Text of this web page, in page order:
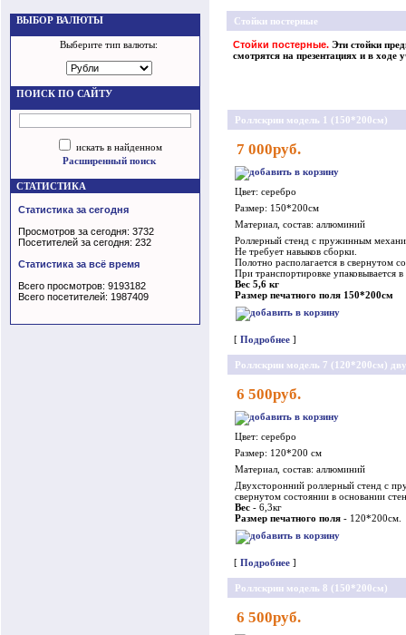
ВЫБОР ВАЛЮТЫ
Выберите тип валюты:
ПОИСК ПО САЙТУ
искать в найденном
Расширенный поиск
СТАТИСТИКА
Статистика за сегодня
Просмотров за сегодня: 3732
Посетителей за сегодня: 232
Статистика за всё время
Всего просмотров: 9193182
Всего посетителей: 1987409
Стойки постерные
Стойки постерные. Эти стойки
смотрятся на презентациях и в ходе
Роллскрин модель 1 (150*200см)
7 000руб.
Цвет: серебро
Размер: 150*200см
Материал, состав: аллюминий
Роллерный стенд с пружинным
Не требует навыков сборки.
Полотно располагается в свернутом
При транспортировке упаковывается
Вес 5,6 кг
Размер печатного поля 150*200см
[ Подробнее ]
Роллскрин модель 7 (120*200см)
6 500руб.
Цвет: серебро
Размер: 120*200 см
Материал, состав: аллюминий
Двухсторонний роллерный стенд с
свернутом состоянии в основании
Вес - 6,3кг
Размер печатного поля - 120*200см.
[ Подробнее ]
Роллскрин модель 8 (150*200см)
6 500руб.